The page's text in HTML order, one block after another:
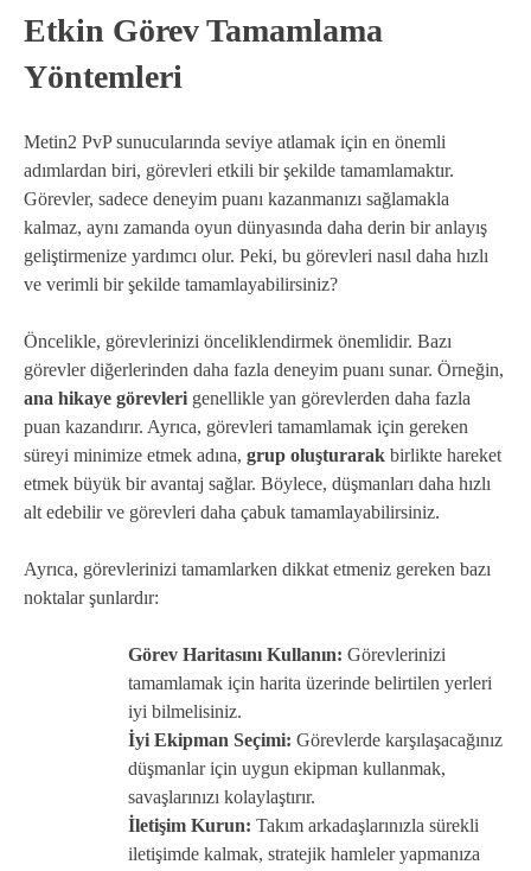
Etkin Görev Tamamlama
Yöntemleri
Metin2 PvP sunucularında seviye atlamak için en önemli
adımlardan biri, görevleri etkili bir şekilde tamamlamaktır.
Görevler, sadece deneyim puanı kazanmanızı sağlamakla
kalmaz, aynı zamanda oyun dünyasında daha derin bir anlayış
geliştirmenize yardımcı olur. Peki, bu görevleri nasıl daha hızlı
ve verimli bir şekilde tamamlayabilirsiniz?
Öncelikle, görevlerinizi önceliklendirmek önemlidir. Bazı
görevler diğerlerinden daha fazla deneyim puanı sunar. Örneğin,
ana hikaye görevleri genellikle yan görevlerden daha fazla
puan kazandırır. Ayrıca, görevleri tamamlamak için gereken
süreyi minimize etmek adına, grup oluşturarak birlikte hareket
etmek büyük bir avantaj sağlar. Böylece, düşmanları daha hızlı
alt edebilir ve görevleri daha çabuk tamamlayabilirsiniz.
Ayrıca, görevlerinizi tamamlarken dikkat etmeniz gereken bazı
noktalar şunlardır:
Görev Haritasını Kullanın: Görevlerinizi
tamamlamak için harita üzerinde belirtilen yerleri
iyi bilmelisiniz.
İyi Ekipman Seçimi: Görevlerde karşılaşacağınız
düşmanlar için uygun ekipman kullanmak,
savaşlarınızı kolaylaştırır.
İletişim Kurun: Takım arkadaşlarınızla sürekli
iletişimde kalmak, stratejik hamleler yapmanıza